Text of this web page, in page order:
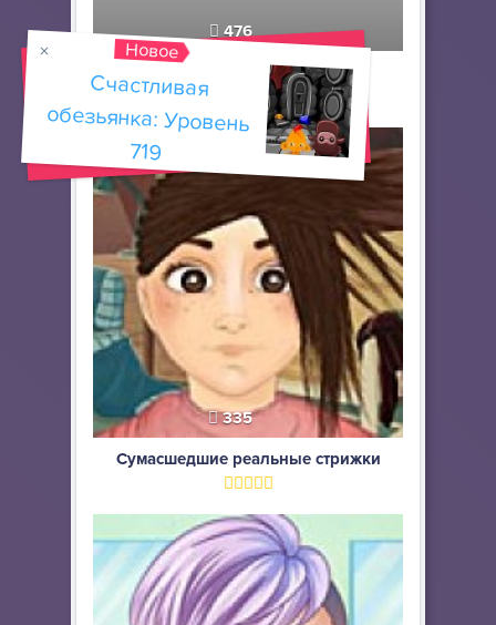
476
Салон гламурных волос
335
Сумасшедшие реальные стрижки
Новое
Счастливая
обезьянка: Уровень
719